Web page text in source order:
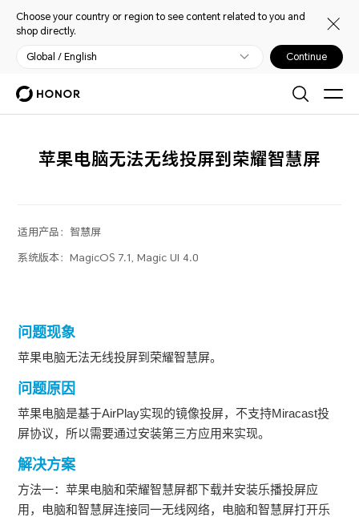
Choose your country or region to see content related to you and
shop directly.
Global / English Continue
苹果电脑无法无线投屏到荣耀智慧屏
适用产品： 智慧屏
系统版本：MagicOS 7.1, Magic UI 4.0
问题现象
苹果电脑无法无线投屏到荣耀智慧屏。
问题原因
苹果电脑是基于AirPlay实现的镜像投屏，不支持Miracast投
屏协议，所以需要通过安装第三方应用来实现。
解决方案
方法一：苹果电脑和荣耀智慧屏都下载并安装乐播投屏应
用，电脑和智慧屏连接同一无线网络，电脑和智慧屏打开乐